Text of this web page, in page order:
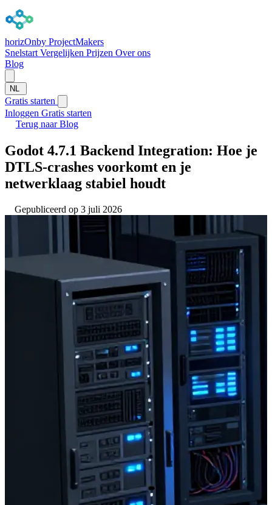
horizOnby ProjectMakers
Snelstart Vergelijken Prijzen Over ons
Blog
NL
Gratis starten
Inloggen Gratis starten
Terug naar Blog
Godot 4.7.1 Backend Integration: Hoe je
DTLS-crashes voorkomt en je
netwerklaag stabiel houdt
Gepubliceerd op 3 juli 2026